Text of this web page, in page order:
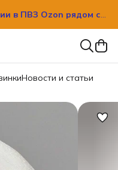
в ПВЗ Ozon рядом с
в ПВЗ Ozon рядом с
Новости и статьи